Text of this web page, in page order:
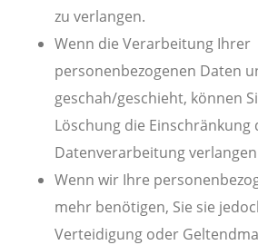
zu verlangen.
Wenn die Verarbeitung Ihrer
personenbezogenen Daten
geschah/geschieht, können
Löschung die Einschränkung
Datenverarbeitung
Wenn wir Ihre
mehr benötigen, Sie sie
Verteidigung oder